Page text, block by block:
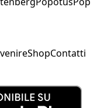
ShopContatti